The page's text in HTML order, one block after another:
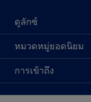
ดูลักซ์
เกี่ยวกับดูลักซ์
ติดต่อเรา
ค้นหาร้านค้า
หมวดหมู่ยอดนิยม
ผลิตภัณฑ์
ไอเดียการตกแต่ง
การเข้าถึง